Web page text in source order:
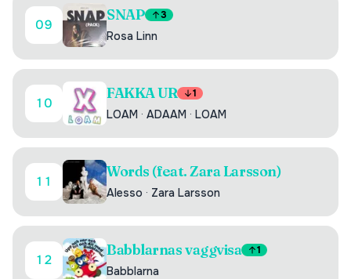
09
SNAP 3
Rosa Linn
10
FAKKA UR 1
LOAM · ADAAM · LOAM
11
Words (feat. Zara Larsson)
Alesso · Zara Larsson
12
Babblarnas vaggvisa 1
Babblarna